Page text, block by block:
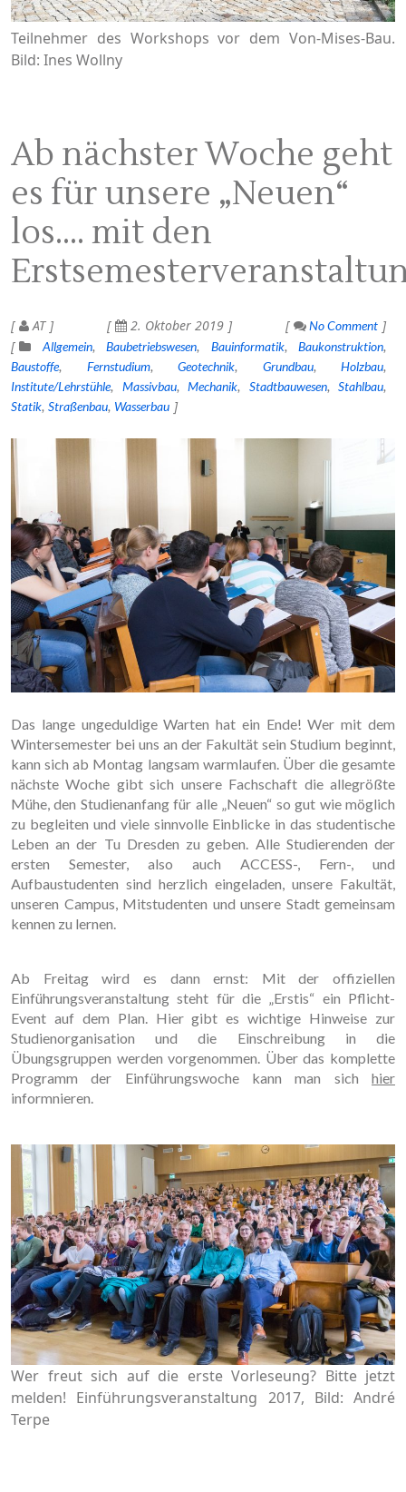
Teilnehmer des Workshops vor dem Von-Mises-Bau.
Bild: Ines Wollny
Ab nächster Woche geht
es für unsere „Neuen“
los…. mit den
AT 2. Oktober 2019
No Comment
Allgemein
Baubetriebswesen Bauinformatik
Baukonstruktion
Baustoffe
Fernstudium Geotechnik Grundbau
Holzbau
Institute/Lehrstühle
Massivbau Mechanik Stadtbauwesen
Stahlbau
Statik Straßenbau Wasserbau
Das lange ungeduldige Warten hat ein Ende! Wer mit dem
Wintersemester bei uns an der Fakultät sein Studium beginnt,
kann sich ab Montag langsam warmlaufen. Über die gesamte
nächste Woche gibt sich unsere Fachschaft die allegrößte
Mühe, den Studienanfang für alle „Neuen“ so gut wie möglich
zu begleiten und viele sinnvolle Einblicke in das studentische
Leben an der Tu Dresden zu geben. Alle Studierenden der
ersten Semester, also auch ACCESS-, Fern-, und
Aufbaustudenten sind herzlich eingeladen, unsere Fakultät,
unseren Campus, Mitstudenten und unsere Stadt gemeinsam
kennen zu lernen.
Ab Freitag wird es dann ernst: Mit der offiziellen
Einführungsveranstaltung steht für die „Erstis“ ein Pflicht-
Event auf dem Plan. Hier gibt es wichtige Hinweise zur
Studienorganisation und die Einschreibung in die
Übungsgruppen werden vorgenommen. Über das komplette
Programm der Einführungswoche kann man sich hier
informnieren.
Wer freut sich auf die erste Vorleseung? Bitte jetzt
melden! Einführungsveranstaltung 2017, Bild: André
Terpe